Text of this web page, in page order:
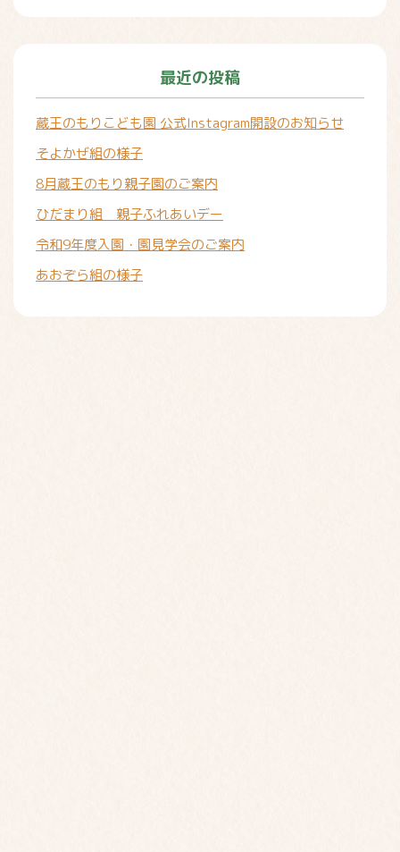
最近の投稿
蔵王のもりこども園 公式Instagram開設のお知らせ
そよかぜ組の様子
8月蔵王のもり親子園のご案内
ひだまり組 親子ふれあいデー
令和9年度入園・園見学会のご案内
あおぞら組の様子